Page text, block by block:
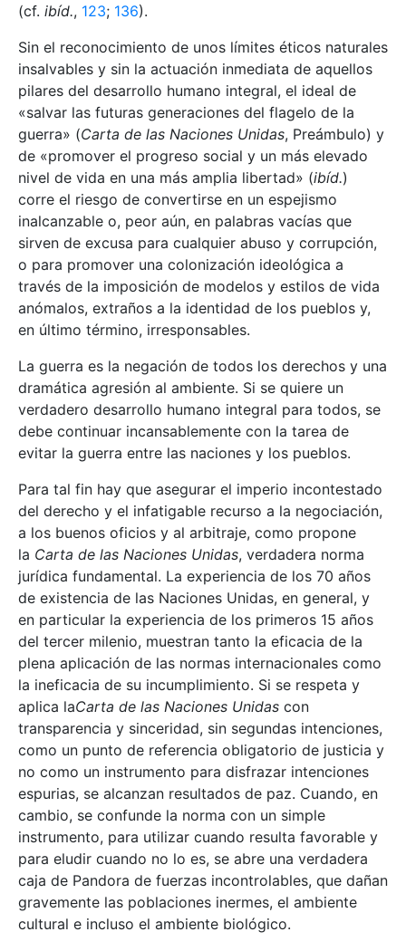
(cf. ibíd., 123; 136).
Sin el reconocimiento de unos límites éticos naturales
insalvables y sin la actuación inmediata de aquellos
pilares del desarrollo humano integral, el ideal de
«salvar las futuras generaciones del flagelo de la
guerra» (Carta de las Naciones Unidas, Preámbulo) y
de «promover el progreso social y un más elevado
nivel de vida en una más amplia libertad» (ibíd.)
corre el riesgo de convertirse en un espejismo
inalcanzable o, peor aún, en palabras vacías que
sirven de excusa para cualquier abuso y corrupción,
o para promover una colonización ideológica a
través de la imposición de modelos y estilos de vida
anómalos, extraños a la identidad de los pueblos y,
en último término, irresponsables.
La guerra es la negación de todos los derechos y una
dramática agresión al ambiente. Si se quiere un
verdadero desarrollo humano integral para todos, se
debe continuar incansablemente con la tarea de
evitar la guerra entre las naciones y los pueblos.
Para tal fin hay que asegurar el imperio incontestado
del derecho y el infatigable recurso a la negociación,
a los buenos oficios y al arbitraje, como propone
la Carta de las Naciones Unidas, verdadera norma
jurídica fundamental. La experiencia de los 70 años
de existencia de las Naciones Unidas, en general, y
en particular la experiencia de los primeros 15 años
del tercer milenio, muestran tanto la eficacia de la
plena aplicación de las normas internacionales como
la ineficacia de su incumplimiento. Si se respeta y
aplica laCarta de las Naciones Unidas con
transparencia y sinceridad, sin segundas intenciones,
como un punto de referencia obligatorio de justicia y
no como un instrumento para disfrazar intenciones
espurias, se alcanzan resultados de paz. Cuando, en
cambio, se confunde la norma con un simple
instrumento, para utilizar cuando resulta favorable y
para eludir cuando no lo es, se abre una verdadera
caja de Pandora de fuerzas incontrolables, que dañan
gravemente las poblaciones inermes, el ambiente
cultural e incluso el ambiente biológico.